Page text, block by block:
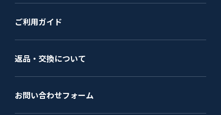
ご利用ガイド
返品・交換について
お問い合わせフォーム